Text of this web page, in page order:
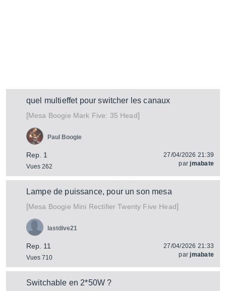
quel multieffet pour switcher les canaux
[Mesa Boogie Mark Five: 35 Head]
Rep. 1
Vues 262
Paul Boogie
27/04/2026 21:39
parjmabate
Lampe de puissance, pour un son mesa
[Mesa Boogie Mini Rectifier Twenty Five Head]
Rep. 11
Vues 710
lastdive21
27/04/2026 21:33
parjmabate
Switchable en 2*50W ?